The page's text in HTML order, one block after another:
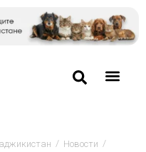
/ Новости /